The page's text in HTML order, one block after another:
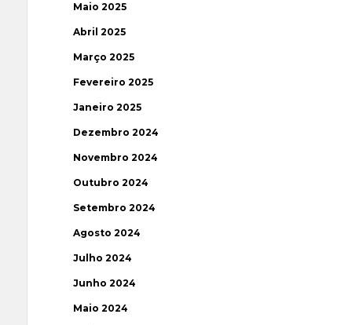
Maio 2025
Abril 2025
Março 2025
Fevereiro 2025
Janeiro 2025
Dezembro 2024
Novembro 2024
Outubro 2024
Setembro 2024
Agosto 2024
Julho 2024
Junho 2024
Maio 2024